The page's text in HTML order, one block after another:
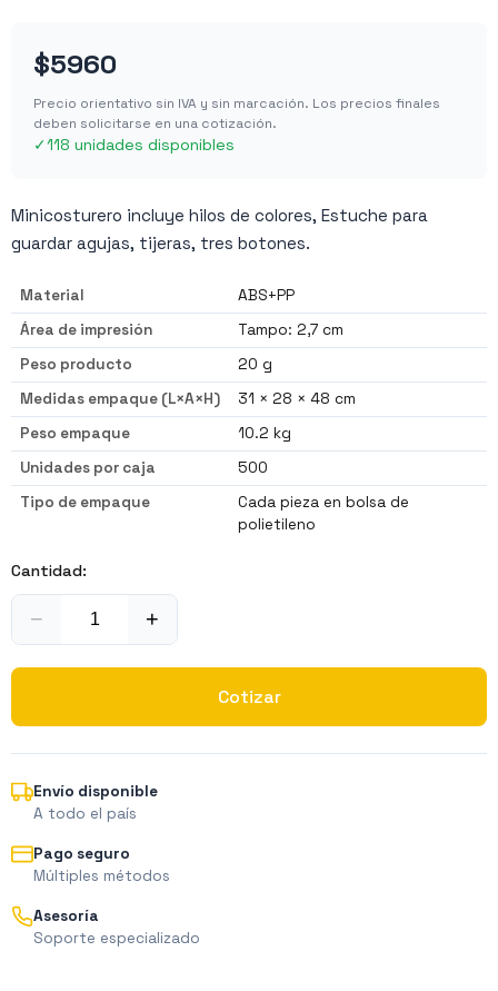
$5960
Precio orientativo sin IVA y sin marcación. Los precios finales
deben solicitarse en una cotización.
✓118 unidades disponibles
Minicosturero incluye hilos de colores, Estuche para
guardar agujas, tijeras, tres botones.
Material
ABS+PP
Área de impresión
Tampo: 2,7 cm
Peso producto
20 g
Medidas empaque (L×A×H)
31 × 28 × 48 cm
Peso empaque
10.2 kg
Unidades por caja
500
Tipo de empaque
Cada pieza en bolsa de
polietileno
Cantidad:
− +
Cotizar
Envío disponible
A todo el país
Pago seguro
Múltiples métodos
Asesoría
Soporte especializado